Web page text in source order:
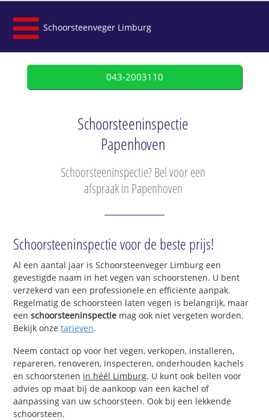
Schoorsteenveger Limburg
043-2003110
Schoorsteeninspectie
Papenhoven
Schoorsteeninspectie? Bel voor een
afspraak in Papenhoven
Schoorsteeninspectie voor de beste prijs!
Al een aantal jaar is Schoorsteenveger Limburg een
gevestigde naam in het vegen van schoorstenen. U bent
verzekerd van een professionele en efficiënte aanpak.
Regelmatig de schoorsteen laten vegen is belangrijk, maar
eenschoorsteeninspectie mag ook niet vergeten worden.
Bekijk onzetarieven.
Neem contact op voor het vegen, verkopen, installeren,
repareren, renoveren, inspecteren, onderhouden kachels
en schoorstenen in héél Limburg. U kunt ook bellen voor
advies op maat bij de aankoop van een kachel of
aanpassing van uw schoorsteen. Ook bij een lekkende
schoorsteen.